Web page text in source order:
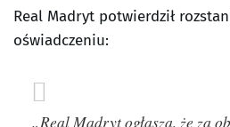
Real Madryt potwierdził
oświadczeniu:
„Real Madryt ogłasza, że za